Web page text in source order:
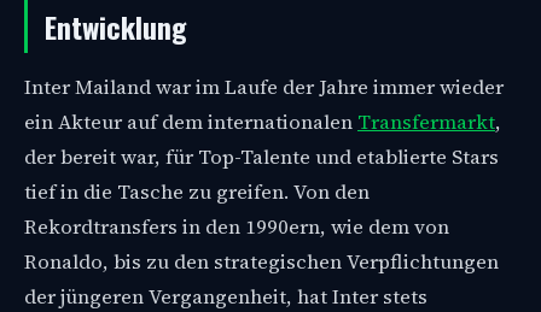
Entwicklung
Inter Mailand war im Laufe der Jahre immer wieder
ein Akteur auf dem internationalen Transfermarkt,
der bereit war, für Top-Talente und etablierte Stars
tief in die Tasche zu greifen. Von den
Rekordtransfers in den 1990ern, wie dem von
Ronaldo, bis zu den strategischen Verpflichtungen
der jüngeren Vergangenheit, hat Inter stets